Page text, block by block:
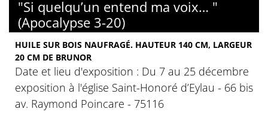
"Si quelqu’un entend ma voix… "
(Apocalypse 3-20)
HUILE SUR BOIS NAUFRAGÉ. HAUTEUR 140 CM, LARGEUR
20 CM DE BRUNOR
Date et lieu d'exposition : Du 7 au 25 décembre
exposition à l'église Saint-Honoré d’Eylau - 66 bis
av. Raymond Poincare - 75116